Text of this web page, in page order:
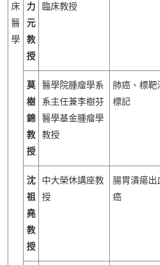
床
醫
學
力
元
教
授
臨床教授
莫
樹
錦
教
授
醫學院腫瘤學系
系主任兼李樹芬
醫學基金腫瘤學
教授
肺癌、標靶
標記
沈
祖
堯
教
授
中大榮休講座教
授
腸胃潰瘍出
癌